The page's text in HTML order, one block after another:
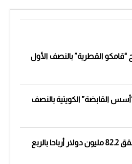
“قامكو القطرية” بالنصف الأول
“أسس القابضة” الكويتية بالنصف
“أكوا السعودية” تحقق 82.2 مليون دولار أرباحا بالربع